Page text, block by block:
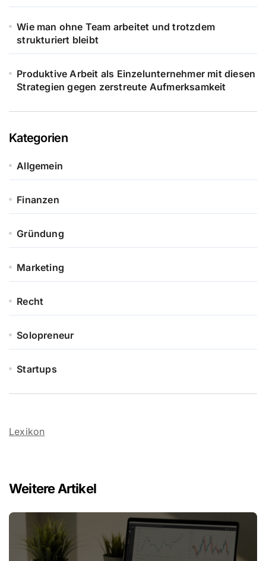
Wie man ohne Team arbeitet und trotzdem
strukturiert bleibt
Produktive Arbeit als Einzelunternehmer mit diesen
Strategien gegen zerstreute Aufmerksamkeit
Kategorien
Allgemein
Finanzen
Gründung
Marketing
Recht
Solopreneur
Startups
Lexikon
Weitere Artikel